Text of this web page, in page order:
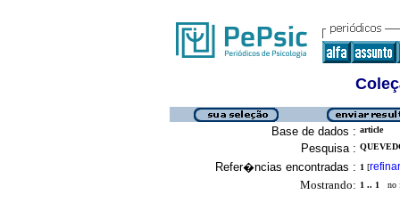
Base de dados : article
Pesquisa :
Refer�ncias encontradas : 1 [refinar
Mostrando: 1 .. 1 no